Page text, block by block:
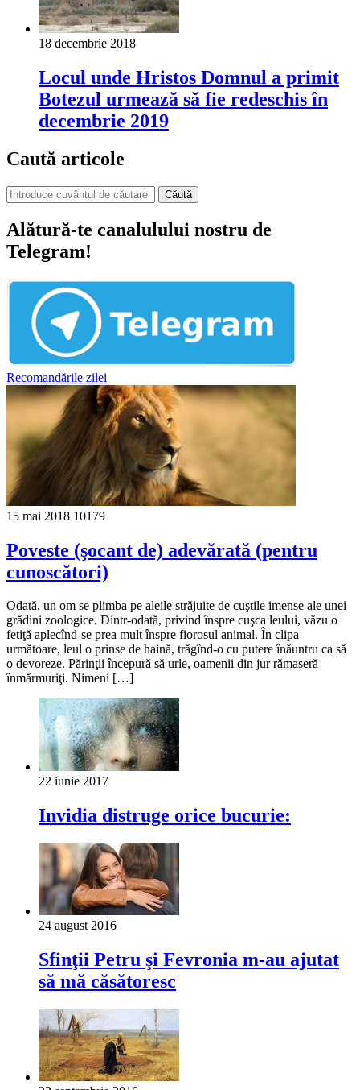
18 decembrie 2018
Locul unde Hristos Domnul a primit
Botezul urmează să fie redeschis în
decembrie 2019
Caută articole
Căută
Alătură-te canalulului nostru de
Telegram!
Recomandările zilei
15 mai 2018 10179
Poveste (şocant de) adevărată (pentru
cunoscători)
Odată, un om se plimba pe aleile străjuite de cuştile imense ale unei
grădini zoologice. Dintr-odată, privind înspre cuşca leului, văzu o
fetiţă aplecînd-se prea mult înspre fiorosul animal. În clipa
următoare, leul o prinse de haină, trăgînd-o cu putere înăuntru ca să
o devoreze. Părinţii începură să urle, oamenii din jur rămaseră
înmărmuriţi. Nimeni […]
22 iunie 2017
Invidia distruge orice bucurie:
24 august 2016
Sfinţii Petru şi Fevronia m-au ajutat
să mă căsătoresc